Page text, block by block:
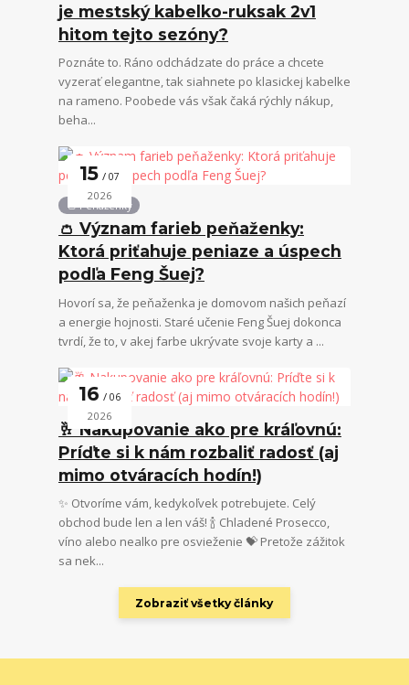
je mestský kabelko-ruksak 2v1
hitom tejto sezóny?
Poznáte to. Ráno odchádzate do práce a chcete
vyzerať elegantne, tak siahnete po klasickej kabelke
na rameno. Poobede vás však čaká rýchly nákup,
beha...
15 07
2026
👛 Peňaženky
👛 Význam farieb peňaženky:
Ktorá priťahuje peniaze a úspech
podľa Feng Šuej?
Hovorí sa, že peňaženka je domovom našich peňazí
a energie hojnosti. Staré učenie Feng Šuej dokonca
tvrdí, že to, v akej farbe ukrývate svoje karty a ...
16 06
2026
🥂 Nakupovanie ako pre kráľovnú:
Príďte si k nám rozbaliť radosť (aj
mimo otváracích hodín!)
✨ Otvoríme vám, kedykoľvek potrebujete. Celý
obchod bude len a len váš! 🍾 Chladené Prosecco,
víno alebo nealko pre osvieženie 💝 Pretože zážitok
sa nek...
Zobraziť všetky články